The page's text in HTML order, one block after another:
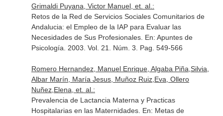
Grimaldi Puyana, Victor Manuel, et. al.:
Retos de la Red de Servicios Sociales Comunitarios de
Andalucia: el Empleo de la IAP para Evaluar las
Necesidades de Sus Profesionales. En: Apuntes de
Psicología . 2003. Vol. 21. Núm. 3. Pag. 549-566
Romero Hernandez, Manuel Enrique, Algaba Piña,Silvia,
Albar Marín, María Jesus, Muñoz Ruiz,Eva, Ollero
Nuñez,Elena, et. al.:
Prevalencia de Lactancia Materna y Practicas
Hospitalarias en las Maternidades. En: Metas de